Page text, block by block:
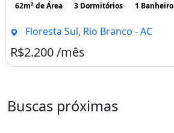
62m² de Área 3 Dormitórios 1 Banheiro
Floresta Sul, Rio Branco - AC
R$2.200 /mês
Buscas próximas